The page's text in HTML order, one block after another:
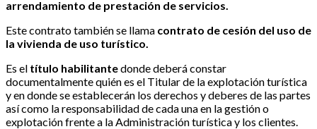
arrendamiento de prestación de servicios.
Este contrato también se llama contrato de cesión del uso de
la vivienda de uso turístico.
Es el título habilitantedonde deberá constar
documentalmente quién es el Titular de la explotación turística
y en donde se establecerán los derechos y deberes de las partes
así como la responsabilidad de cada una en la gestión o
explotación frente a la Administración turística y los clientes.